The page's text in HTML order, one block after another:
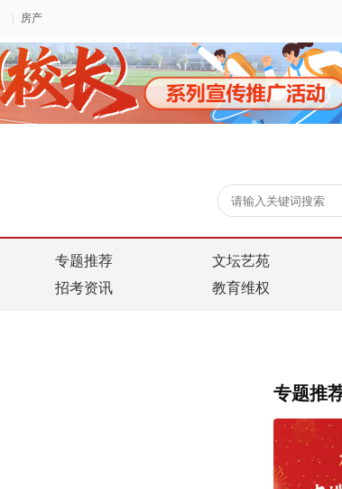
专题推荐
文坛艺苑
招考资讯 教育维权
专题推